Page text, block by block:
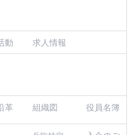
動 求人情報
革 組織図 役員名簿